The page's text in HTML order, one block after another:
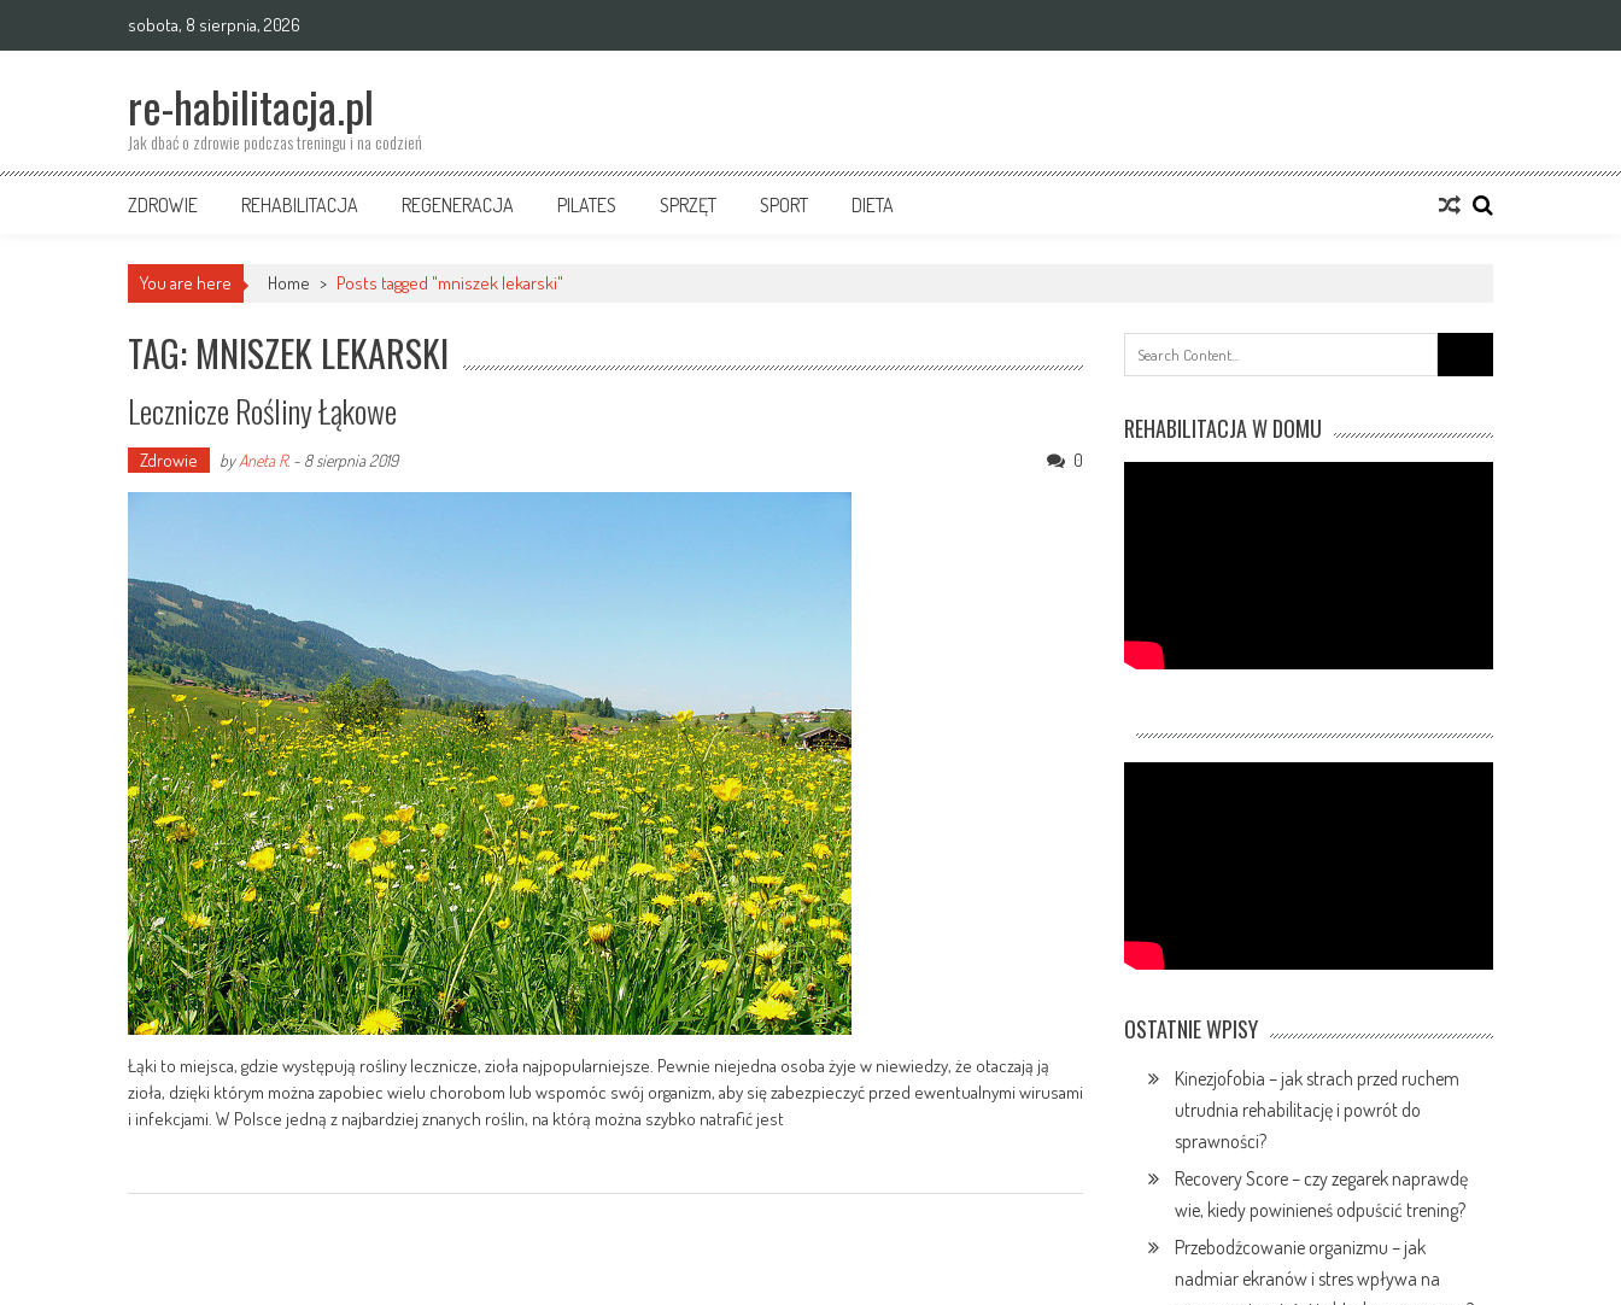
sobota, 8 sierpnia, 2026
re-habilitacja.pl
Jak dbać o zdrowie podczas treningu i na codzień
ZDROWIE REHABILITACJA REGENERACJA PILATES SPRZĘT SPORT DIETA
You are here Home > Posts tagged "mniszek lekarski"
TAG: MNISZEK LEKARSKI
Lecznicze Rośliny Łąkowe
Zdrowie byAneta R. - 8 sierpnia 2019 0
Łąki to miejsca, gdzie występują rośliny lecznicze, zioła najpopularniejsze. Pewnie niejedna osoba żyje w niewiedzy, że otaczają ją
zioła, dzięki którym można zapobiec wielu chorobom lub wspomóc swój organizm, aby się zabezpieczyć przed ewentualnymi wirusami
i infekcjami. W Polsce jedną z najbardziej znanych roślin, na którą można szybko natrafić jest
for:
REHABILITACJA W DOMU
OSTATNIE WPISY
Kinezjofobia – jak strach przed ruchem
utrudnia rehabilitację i powrót do
sprawności?
Recovery Score – czy zegarek naprawdę
wie, kiedy powinieneś odpuścić trening?
Przebodźcowanie organizmu – jak
nadmiar ekranów i stres wpływa na